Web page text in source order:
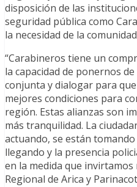
disposición de las
seguridad pública como
la necesidad de la
“Carabineros tiene un
la capacidad de ponernos
conjunta y dialogar para
mejores condiciones para
región. Estas alianzas son
más tranquilidad. La
actuando, se están
llegando y la presencia
en la medida que
Regional de Arica y